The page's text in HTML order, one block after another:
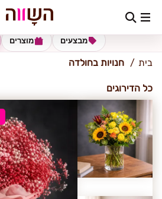
חולדה
מוצרים מבצעים
בית חנויות בחולדה
כל הדירוגים